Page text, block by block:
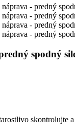
spodný
skontrolujte